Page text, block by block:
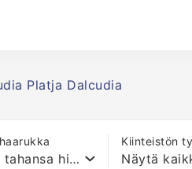
Platja Dalcudia
Mikä tahansa hinta
Kiinteistön
Näytä